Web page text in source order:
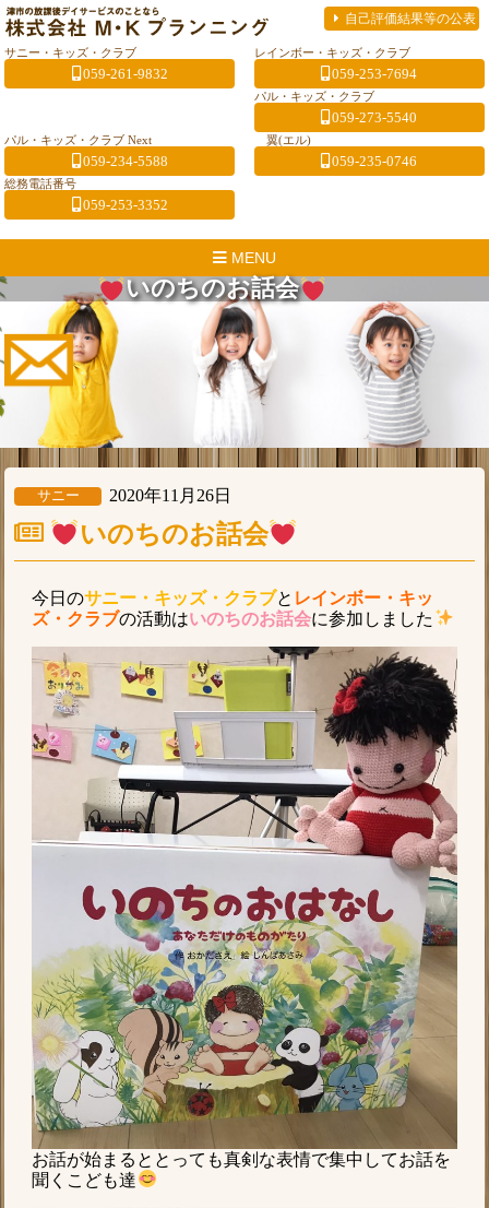
自己評価結果等の公表
サニー・キッズ・クラブ
059-261-9832
レインボー・キッズ・クラブ
059-253-7694
パル・キッズ・クラブ
059-273-5540
パル・キッズ・クラブ Next
059-234-5588
翼(エル)
059-235-0746
総務電話番号
059-253-3352
MENU
いのちのお話会
サニー 2020年11月26日
いのちのお話会
今日のサニー・キッズ・クラブと レインボー・キッ
ズ・クラブの活動はいのちのお話会に参加しました
お話が始まるととっても真剣な表情で集中してお話を
聞くこども達